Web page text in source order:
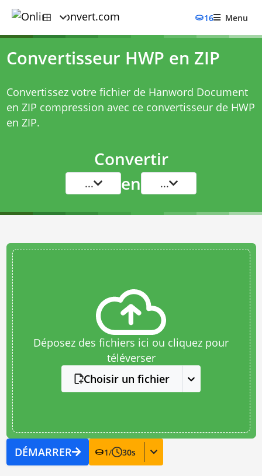
16 Menu
Convertisseur HWP en ZIP
Convertissez votre fichier de Hanword Document
en ZIP compression avec ce convertisseur de HWP
en ZIP.
Convertir
... en ...
Déposez des fichiers ici ou cliquez pour
téléverser
Choisir un fichier
DÉMARRER 1/ 30s